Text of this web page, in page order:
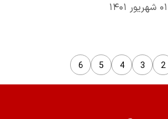
گزارشی که در قالب تحقیق و تفحص از
۰۱ شهریور ۱۴۰۱
2
3
4
5
6